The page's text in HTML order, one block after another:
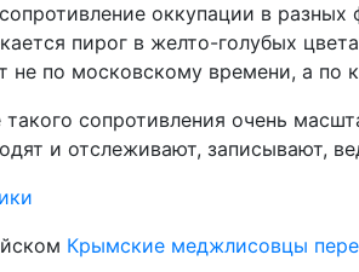
оккупации в
пирог в желто-голубых
по московскому времени, а по
сопротивления очень
и отслеживают, записывают,
Крымские меджлисовцы